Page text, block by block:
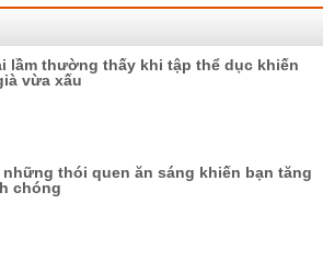
lầm thường thấy khi tập thể dục khiến
vừa xấu
thói quen ăn sáng khiến bạn tăng
chóng